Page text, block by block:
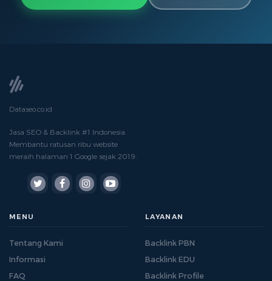
Dataseo.co.id
Jasa SEO & Backlink #1 Indonesia.
Membantu ratusan ribu website
meraih halaman 1 Google sejak 2019.
MENU
Tentang Kami
Informasi
FAQ
LAYANAN
Backlink PBN
Backlink EDU
Backlink Profile